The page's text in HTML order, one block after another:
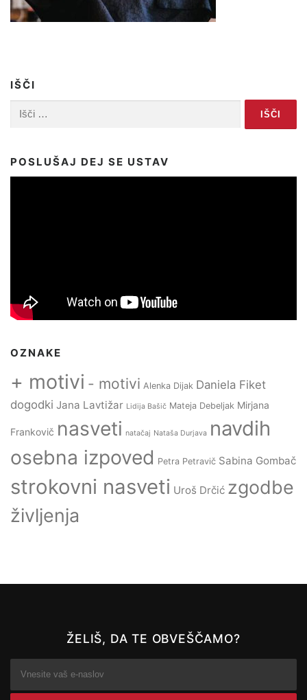
IŠČI
POSLUŠAJ DEJ SE USTAV
OZNAKE
+ motivi - motivi Alenka Dijak Daniela Fiket
dogodki Jana Lavtižar Lidija Bašič Mateja Debeljak Mirjana
Frankovič nasveti natačaj Nataša Durjava navdih
osebna izpoved Petra Petravič Sabina Gombač
strokovni nasveti Uroš Drčić zgodbe
življenja
ŽELIŠ, DA TE OBVEŠČAMO?